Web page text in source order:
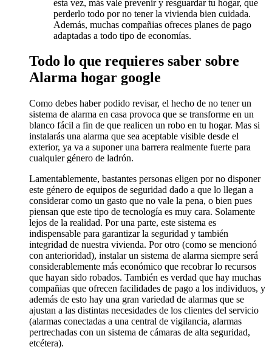
esta vez, más vale prevenir y resguardar tu hogar, que
perderlo todo por no tener la vivienda bien cuidada.
Además, muchas compañias ofreces planes de pago
adaptadas a todo tipo de economías.
Todo lo que requieres saber sobre
Alarma hogar google
Como debes haber podido revisar, el hecho de no tener un
sistema de alarma en casa provoca que se transforme en un
blanco fácil a fin de que realicen un robo en tu hogar. Mas si
instalarás una alarma que sea aceptable visible desde el
exterior, ya va a suponer una barrera realmente fuerte para
cualquier género de ladrón.
Lamentablemente, bastantes personas eligen por no disponer
este género de equipos de seguridad dado a que lo llegan a
considerar como un gasto que no vale la pena, o bien pues
piensan que este tipo de tecnología es muy cara. Solamente
lejos de la realidad. Por una parte, este sistema es
indispensable para garantizar la seguridad y también
integridad de nuestra vivienda. Por otro (como se mencionó
con anterioridad), instalar un sistema de alarma siempre será
considerablemente más económico que recobrar lo recursos
que hayan sido robados. También es verdad que hay muchas
compañias que ofrecen facilidades de pago a los individuos, y
además de esto hay una gran variedad de alarmas que se
ajustan a las distintas necesidades de los clientes del servicio
(alarmas conectadas a una central de vigilancia, alarmas
pertrechadas con un sistema de cámaras de alta seguridad,
etcétera).